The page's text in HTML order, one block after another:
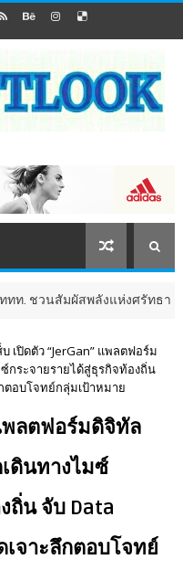
พลังแห่งศรัทธา ร่วมงาน "ห่มผ้
บ เปิดตัว “JerGan” แพลตฟอร์ม
กระจายรายได้สู่ธุรกิจท้องถิ่น
ตอบโจทย์กลุ่มเป้าหมาย
พลตฟอร์มดิจิทัล
ดินทางไมซ์
ถิ่น จับ Data
จาะลึกตอบโจทย์